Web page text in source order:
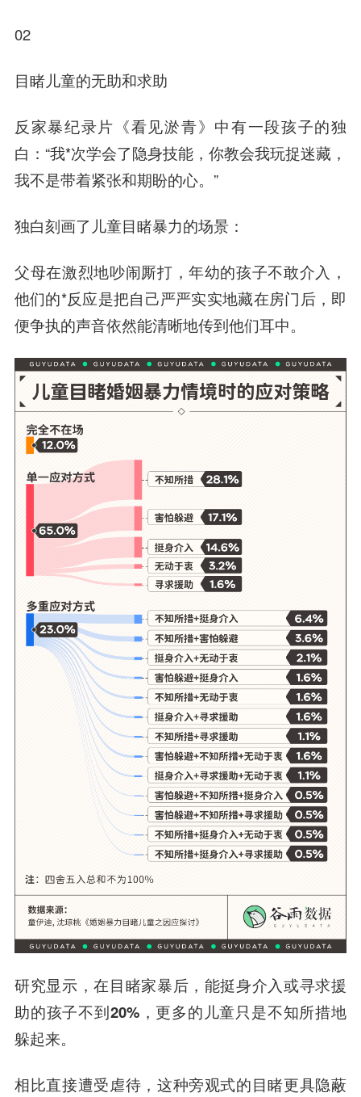
02
目睹儿童的无助和求助
反家暴纪录片《看见淤青》中有一段孩子的独
白：“我*次学会了隐身技能，你教会我玩捉迷藏，
我不是带着紧张和期盼的心。”
独白刻画了儿童目睹暴力的场景：
父母在激烈地吵闹厮打，年幼的孩子不敢介入，
他们的*反应是把自己严严实实地藏在房门后，即
便争执的声音依然能清晰地传到他们耳中。
研究显示，在目睹家暴后，能挺身介入或寻求援
助的孩子不到20%，更多的儿童只是不知所措地
躲起来。
相比直接遭受虐待，这种旁观式的目睹更具隐蔽